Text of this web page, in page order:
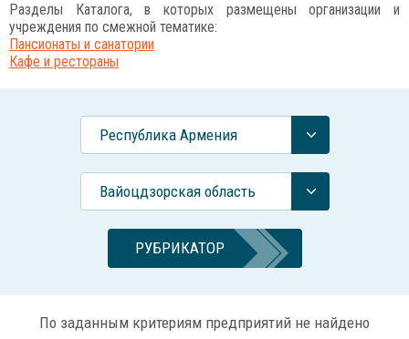
Разделы Каталога, в которых размещены организации и
учреждения по смежной тематике:
Пансионаты и санатории
Кафе и рестораны
Республика Армения
Вайоцдзорская область
РУБРИКАТОР
По заданным критериям предприятий не найдено